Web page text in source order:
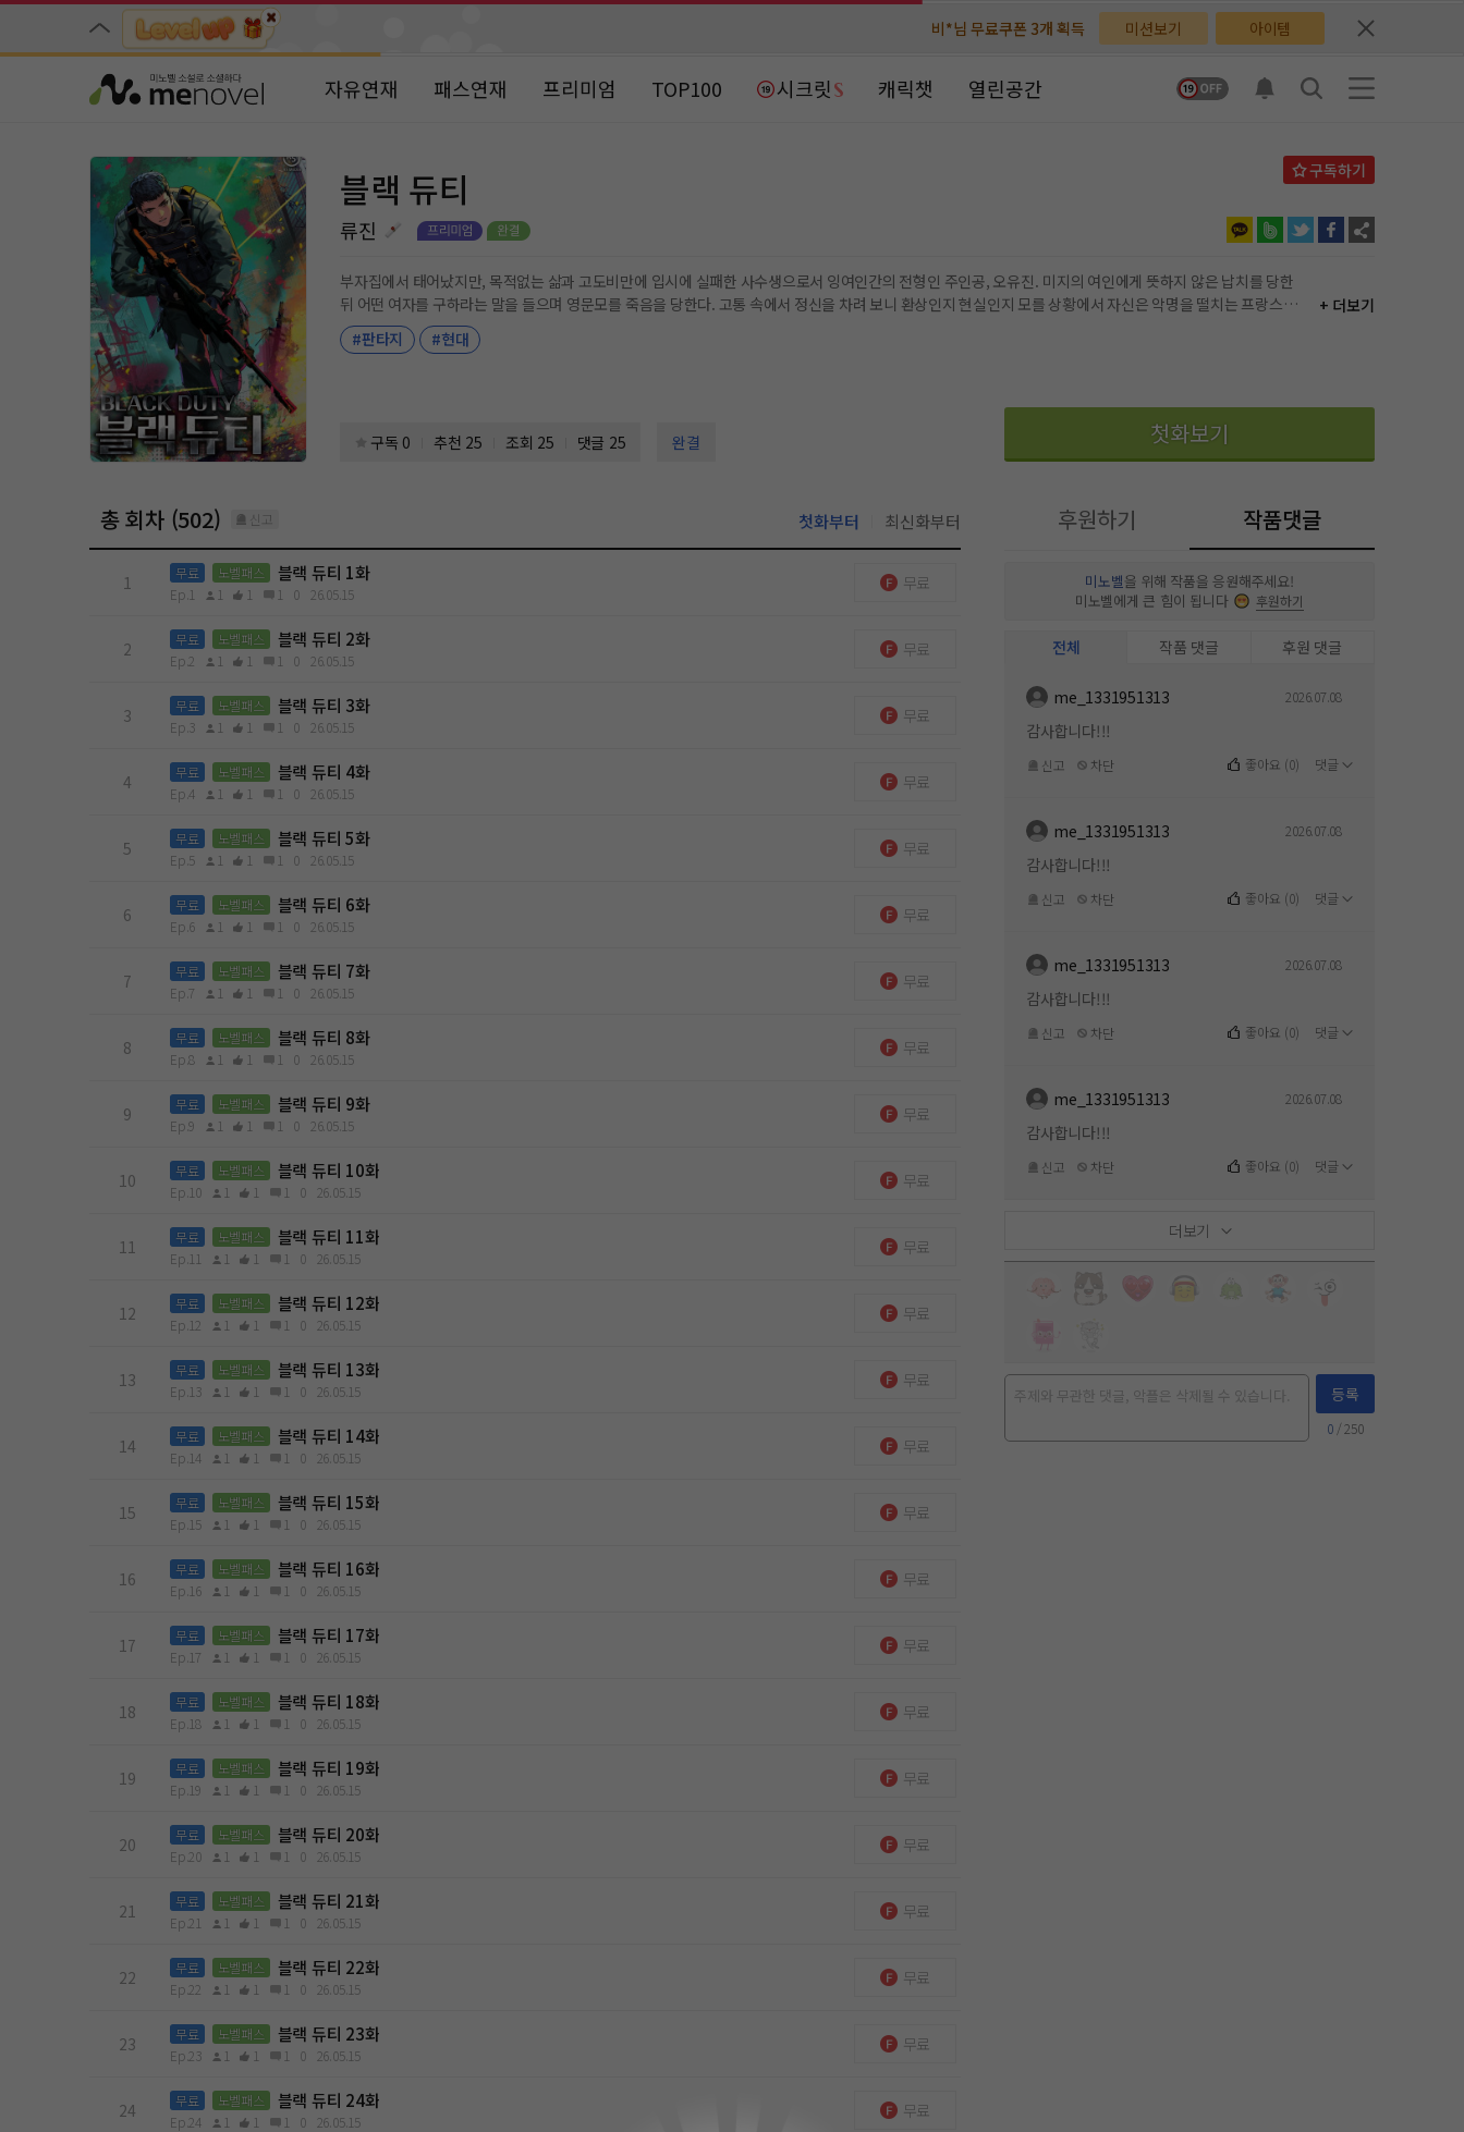
비*님 무료쿠폰 3개 획득
비*님 무료쿠폰 3개 획득
천***님 배지뽑기권 3개 획득
천***님 배지뽑기권 3개 획득
레*님 무료쿠폰 4개 획득
레*님 무료쿠폰 4개 획득
인*님 레어뽑기권 1개 획득
인*님 레어뽑기권 1개 획득
미션보기 아이템
자유연재 패스연재 프리미엄 TOP100 시크릿 캐릭챗 열린공간
블랙 듀티
류진
부자집에서 태어났지만, 목적없는 삶과 고도비만에 입시에 실패한 사수생으로서 잉여인간의 전형인 주인공, 오유진. 미지의 여인에게 뜻하지 않은 납치를 당한
뒤 어떤 여자를 구하라는 말을 들으며 영문모를 죽음을 당한다. 고통 속에서 정신을 차려 보니 환상인지 현실인지 모를 상황에서 자신은 악명을 떨치는 프랑스인
용병으로 활약하고 있었다. 각고 끝에 중요한 목적을 지닌 어떤 여자를 구함으로써 현실로 되돌아 온다. 뚱땡이로서의 육체는 그대로지만 강건하고 용감한 용병
+ 더보기
#판타지
#현대
구독 0 추천 25 조회 25 댓글 25 완결 첫화보기
총 회차 (502) 신고 첫화부터 최신화부터
1 무료 노벨패스 블랙 듀티 1화
Ep.1 1 1 1 0 26.05.15
무료
2 무료 노벨패스 블랙 듀티 2화
Ep.2 1 1 1 0 26.05.15
무료
3 무료 노벨패스 블랙 듀티 3화
Ep.3 1 1 1 0 26.05.15
무료
4 무료 노벨패스 블랙 듀티 4화
Ep.4 1 1 1 0 26.05.15
무료
5 무료 노벨패스 블랙 듀티 5화
Ep.5 1 1 1 0 26.05.15
무료
6 무료 노벨패스 블랙 듀티 6화
Ep.6 1 1 1 0 26.05.15
무료
7 무료 노벨패스 블랙 듀티 7화
Ep.7 1 1 1 0 26.05.15
무료
8 무료 노벨패스 블랙 듀티 8화
Ep.8 1 1 1 0 26.05.15
무료
9 무료 노벨패스 블랙 듀티 9화
Ep.9 1 1 1 0 26.05.15
무료
10 무료 노벨패스 블랙 듀티 10화
Ep.10 1 1 1 0 26.05.15
무료
11 무료 노벨패스 블랙 듀티 11화
Ep.11 1 1 1 0 26.05.15
무료
12 무료 노벨패스 블랙 듀티 12화
Ep.12 1 1 1 0 26.05.15
무료
13 무료 노벨패스 블랙 듀티 13화
Ep.13 1 1 1 0 26.05.15
무료
14 무료 노벨패스 블랙 듀티 14화
Ep.14 1 1 1 0 26.05.15
무료
15 무료 노벨패스 블랙 듀티 15화
Ep.15 1 1 1 0 26.05.15
무료
16 무료 노벨패스 블랙 듀티 16화
Ep.16 1 1 1 0 26.05.15
무료
17 무료 노벨패스 블랙 듀티 17화
Ep.17 1 1 1 0 26.05.15
무료
18 무료 노벨패스 블랙 듀티 18화
Ep.18 1 1 1 0 26.05.15
무료
19 무료 노벨패스 블랙 듀티 19화
Ep.19 1 1 1 0 26.05.15
무료
20 무료 노벨패스 블랙 듀티 20화
Ep.20 1 1 1 0 26.05.15
무료
21 무료 노벨패스 블랙 듀티 21화
Ep.21 1 1 1 0 26.05.15
무료
22 무료 노벨패스 블랙 듀티 22화
Ep.22 1 1 1 0 26.05.15
무료
23 무료 노벨패스 블랙 듀티 23화
Ep.23 1 1 1 0 26.05.15
무료
24 무료 노벨패스 블랙 듀티 24화
Ep.24 1 1 1 0 26.05.15
무료
후원하기 작품댓글
미노벨을 위해 작품을 응원해주세요!
미노벨에게 큰 힘이 됩니다
후원하기
전체 작품 댓글 후원 댓글
me_1331951313 2026.07.08
감사합니다!!!
신고 차단 좋아요 (0) 댓글
me_1331951313 2026.07.08
감사합니다!!!
신고 차단 좋아요 (0) 댓글
me_1331951313 2026.07.08
감사합니다!!!
신고 차단 좋아요 (0) 댓글
me_1331951313 2026.07.08
감사합니다!!!
신고 차단 좋아요 (0) 댓글
더보기
등록
0 / 250